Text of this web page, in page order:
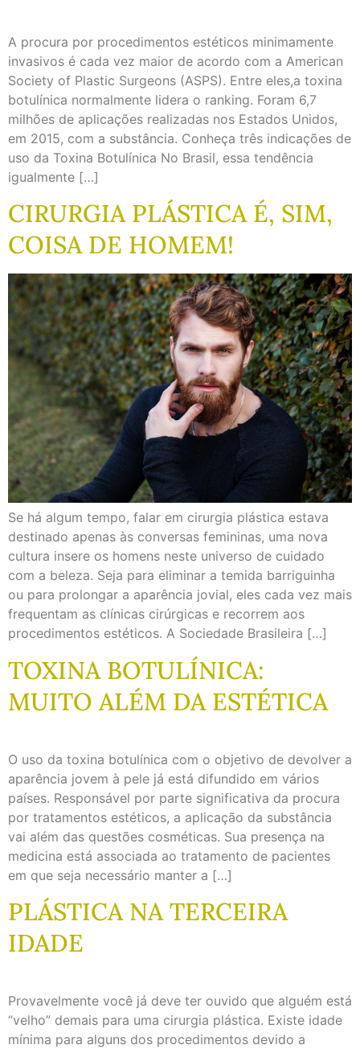
A procura por procedimentos estéticos minimamente
invasivos é cada vez maior de acordo com a American
Society of Plastic Surgeons (ASPS). Entre eles,a toxina
botulínica normalmente lidera o ranking. Foram 6,7
milhões de aplicações realizadas nos Estados Unidos,
em 2015, com a substância. Conheça três indicações de
uso da Toxina Botulínica No Brasil, essa tendência
igualmente […]
CIRURGIA PLÁSTICA É, SIM,
COISA DE HOMEM!
Se há algum tempo, falar em cirurgia plástica estava
destinado apenas às conversas femininas, uma nova
cultura insere os homens neste universo de cuidado
com a beleza. Seja para eliminar a temida barriguinha
ou para prolongar a aparência jovial, eles cada vez mais
frequentam as clínicas cirúrgicas e recorrem aos
procedimentos estéticos. A Sociedade Brasileira […]
TOXINA BOTULÍNICA:
MUITO ALÉM DA ESTÉTICA
O uso da toxina botulínica com o objetivo de devolver a
aparência jovem à pele já está difundido em vários
países. Responsável por parte significativa da procura
por tratamentos estéticos, a aplicação da substância
vai além das questões cosméticas. Sua presença na
medicina está associada ao tratamento de pacientes
em que seja necessário manter a […]
PLÁSTICA NA TERCEIRA
IDADE
Provavelmente você já deve ter ouvido que alguém está
“velho” demais para uma cirurgia plástica. Existe idade
mínima para alguns dos procedimentos devido a